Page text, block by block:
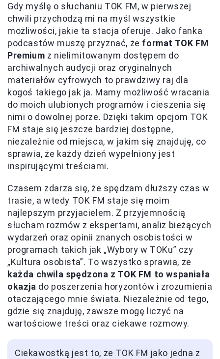
Gdy myślę o słuchaniu TOK FM, w pierwszej
chwili przychodzą mi na myśl wszystkie
możliwości, jakie ta stacja oferuje. Jako fanka
podcastów muszę przyznać, że format TOK FM
Premium z nielimitowanym dostępem do
archiwalnych audycji oraz oryginalnych
materiałów cyfrowych to prawdziwy raj dla
kogoś takiego jak ja. Mamy możliwość wracania
do moich ulubionych programów i cieszenia się
nimi o dowolnej porze. Dzięki takim opcjom TOK
FM staje się jeszcze bardziej dostępne,
niezależnie od miejsca, w jakim się znajduję, co
sprawia, że każdy dzień wypełniony jest
inspirującymi treściami.
Czasem zdarza się, że spędzam dłuższy czas w
trasie, a wtedy TOK FM staje się moim
najlepszym przyjacielem. Z przyjemnością
słucham rozmów z ekspertami, analiz bieżących
wydarzeń oraz opinii znanych osobistości w
programach takich jak „Wybory w TOKu” czy
„Kultura osobista”. To wszystko sprawia, że
każda chwila spędzona z TOK FM to wspaniała
okazja do poszerzenia horyzontów i zrozumienia
otaczającego mnie świata. Niezależnie od tego,
gdzie się znajduję, zawsze mogę liczyć na
wartościowe treści oraz ciekawe rozmowy.
Ciekawostką jest to, że TOK FM jako jedna z